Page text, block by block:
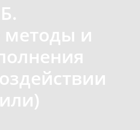
методы и